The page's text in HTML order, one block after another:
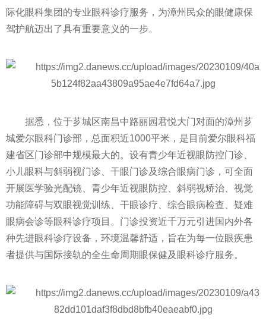
际化眼科集团的专业眼科诊疗服务，为漳州民众的眼健康保
驾护航迈出了具有重要意义的一步。
据悉，位于芗城区南昌中路丽园君悦大门对面的漳州芗
城爱尔眼科门诊部，总面积近1000平米，是目前爱尔眼科福
建省区门诊部中规模最大的。设有青少年近视眼防控门诊、
小儿眼科与斜弱视门诊、干眼门诊及综合眼病门诊，可全面
开展医学验光配镜、青少年近视眼防控、斜弱视矫治、视觉
功能障碍与双眼视觉训练、干眼诊疗、综合眼病检查、疑难
眼病会诊等眼科诊疗项目。门诊投资近千万元引进国内外各
种先进眼科诊疗设备，环境温馨舒适，旨在为每一位眼疾患
者提供与国际接轨的全生命周期眼保健及眼科诊疗服务。